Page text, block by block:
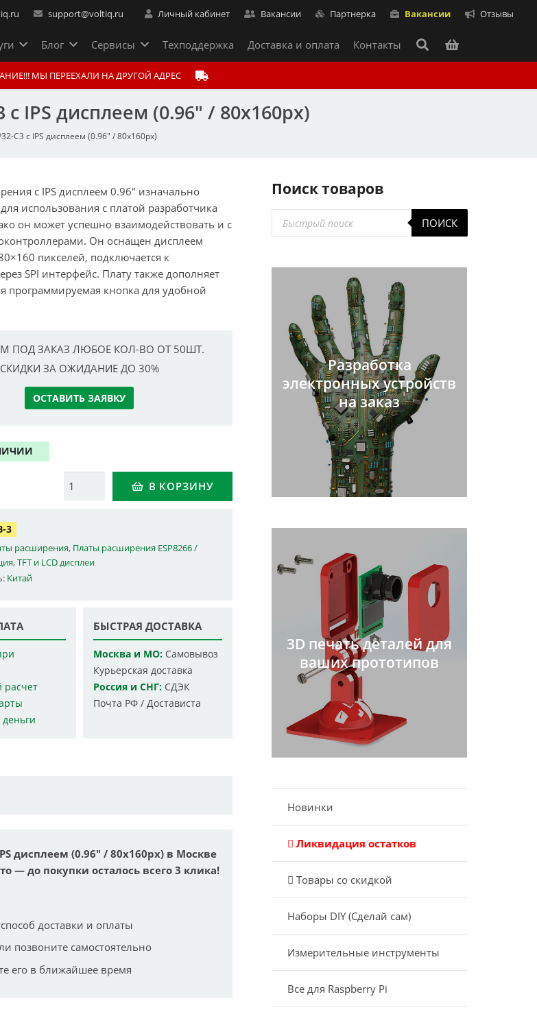
support@voltiq.ru Личный кабинет Вакансии Партнерка Вакансии Отзывы
Блог Сервисы Техподдержка Доставка и оплата Контакты
МЫ ПЕРЕЕХАЛИ НА ДРУГОЙ АДРЕС
IPS дисплеем (0.96″ / 80x160px)
C3 с IPS дисплеем (0.96″ / 80x160px)
с IPS дисплеем 0.96″ изначально
использования с платой разработчика
он может успешно взаимодействовать и с
Он оснащен дисплеем
пикселей, подключается к
SPI интерфейс. Плату также дополняет
программируемая кнопка для удобной
ПОД ЗАКАЗ ЛЮБОЕ КОЛ-ВО ОТ 50ШТ.
СКИДКИ ЗА ОЖИДАНИЕ ДО 30%
ОСТАВИТЬ ЗАЯВКУ
Количество В КОРЗИНУ
3
расширения, Платы расширения ESP8266 /
,TFT и LCD дисплеи
Китай
расчет
БЫСТРАЯ ДОСТАВКА
Москва и МО:Самовывоз
Курьерская доставка
Россия и СНГ:СДЭК
Почта РФ / Достависта
дисплеем (0.96" / 80x160px) в Москве
— до покупки осталось всего 3 клика!
доставки и оплаты
позвоните самостоятельно
его в ближайшее время
Поиск товаров
Поиск
товаров
ПОИСК
Разработка
электронных устройств
на заказ
3D печать деталей для
ваших прототипов
Новинки
Ликвидация остатков
Товары со скидкой
Наборы DIY (Сделай сам)
Измерительные инструменты
Все для Raspberry Pi